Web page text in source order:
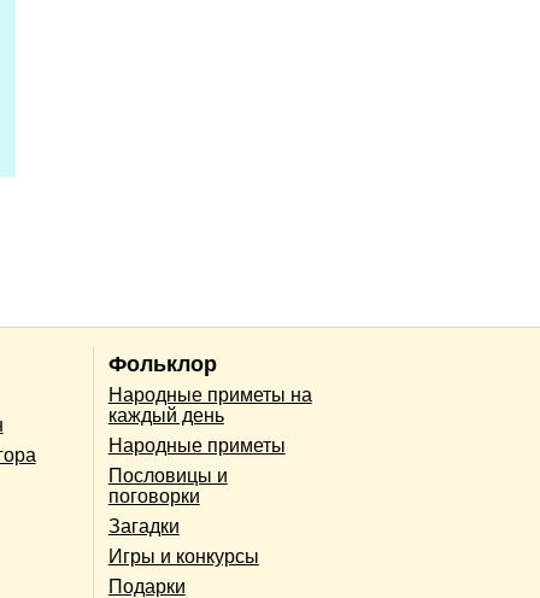
Фольклор
Народные приметы на
каждый день
Народные приметы
Пословицы и
поговорки
Загадки
Игры и конкурсы
Подарки